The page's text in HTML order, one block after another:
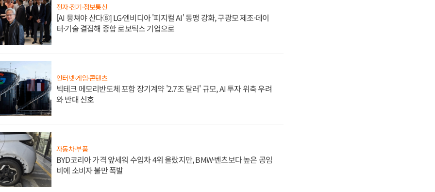
전자·전기·정보통신
[AI 뭉쳐야 산다⑧] LG·엔비디아 '피지컬 AI' 동맹 강화, 구광모 제조·데이
터·기술 결집해 종합 로보틱스 기업으로
인터넷·게임·콘텐츠
빅테크 메모리반도체 포함 장기계약 '2.7조 달러' 규모, AI 투자 위축 우려
와 반대 신호
자동차·부품
BYD코리아 가격 앞세워 수입차 4위 올랐지만, BMW·벤츠보다 높은 공임
비에 소비자 불만 폭발